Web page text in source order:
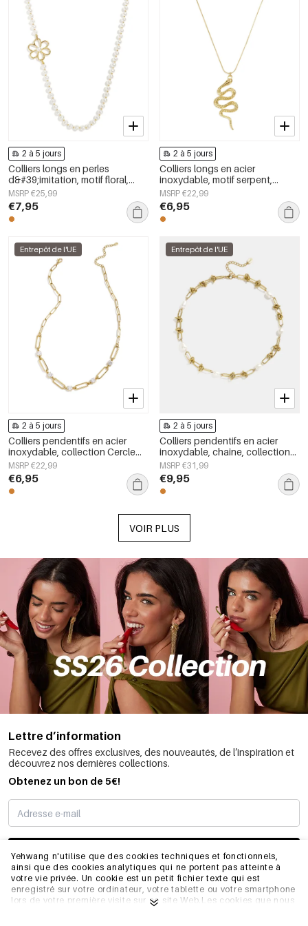
Yehwang n'utilise que des cookies techniques et fonctionnels,
ainsi que des cookies analytiques qui ne portent pas atteinte à
votre vie privée. Un cookie est un petit fichier texte qui est
enregistré sur votre ordinateur, votre tablette ou votre smartphone
lors de votre première visite sur ce site Web.Les cookies que nous
2 à 5 jours
Colliers longs en perles
d&#39;imitation, motif floral,
collection Douceur et Simplicité
au quotidien, bijoux pour
femmes
MSRP €25,99
€7,95
2 à 5 jours
Colliers longs en acier
inoxydable, motif serpent,
collection Daily Simple, bijoux
pour femmes
MSRP €22,99
€6,95
Entrepôt de l'UE
2 à 5 jours
Colliers pendentifs en acier
inoxydable, collection Cercle
Simple Daily Simple, bijoux pour
femmes
MSRP €22,99
€6,95
Entrepôt de l'UE
2 à 5 jours
Colliers pendentifs en acier
inoxydable, chaîne, collection
Simple Daily Simple, bijoux pour
femmes
MSRP €31,99
€9,95
VOIR PLUS
Lettre d’information
Recevez des offres exclusives, des nouveautés, de l’inspiration et
découvrez nos dernières collections.
Obtenez un bon de 5€!
JE M’INSCRIS
INFORMATIONS